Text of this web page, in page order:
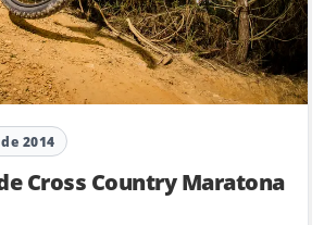
2014
Cross Country Maratona